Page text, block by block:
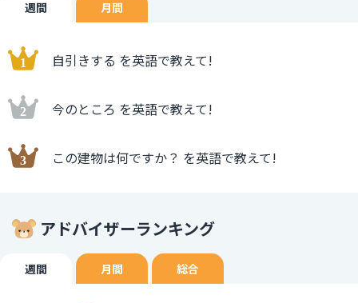
週間 月間
自引きする を英語で教えて!
今のところ を英語で教えて!
この建物は何ですか？ を英語で教えて!
アドバイザーランキング
週間 月間 総合